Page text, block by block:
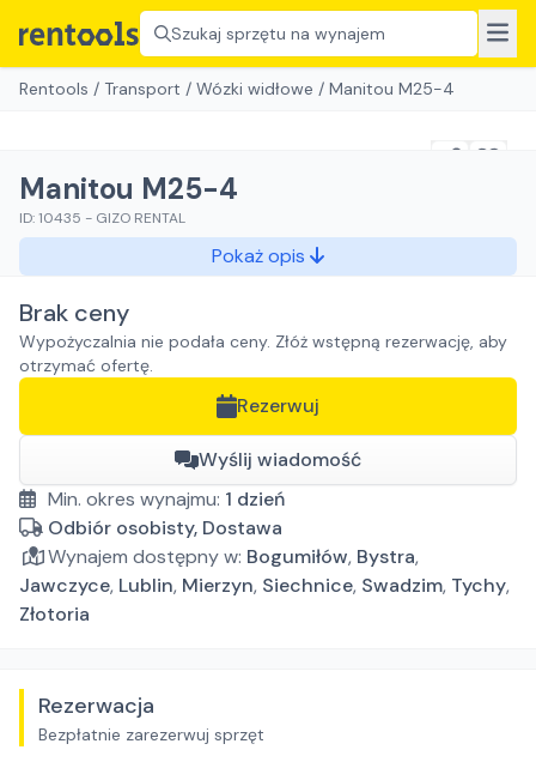
Szukaj sprzętu na wynajem
Rentools / Transport / Wózki widłowe / Manitou M25-4
Manitou M25-4
ID:10435 - GIZO RENTAL
Pokaż opis
Brak ceny
Wypożyczalnia nie podała ceny. Złóż wstępną rezerwację, aby
otrzymać ofertę.
Rezerwuj
Wyślij wiadomość
Min. okres wynajmu: 1 dzień
Odbiór osobisty, Dostawa
Wynajem dostępny w: Bogumiłów, Bystra,
Jawczyce, Lublin, Mierzyn, Siechnice, Swadzim, Tychy,
Złotoria
Rezerwacja
Bezpłatnie zarezerwuj sprzęt